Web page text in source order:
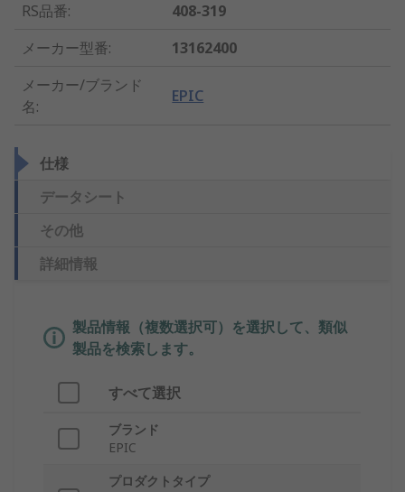
RS品番:
408-319
メーカー型番:
13162400
メーカー/ブランド
名:
EPIC
仕様
データシート
その他
詳細情報
製品情報（複数選択可）を選択して、類似
製品を検索します。
すべて選択
ブランド
EPIC
プロダクトタイプ